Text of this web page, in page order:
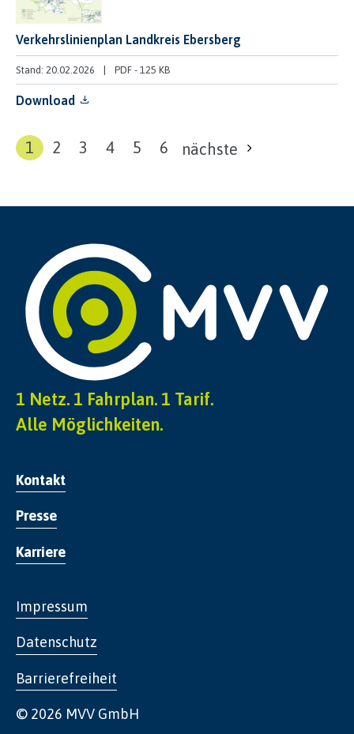
Verkehrslinienplan Landkreis Ebersberg
Stand: 20.02.2026 PDF - 125 KB
Download
1 2 3 4 5 6 nächste
1 Netz. 1 Fahrplan. 1 Tarif.
Alle Möglichkeiten.
Kontakt
Presse
Karriere
Impressum
Datenschutz
Barrierefreiheit
© 2026 MVV GmbH